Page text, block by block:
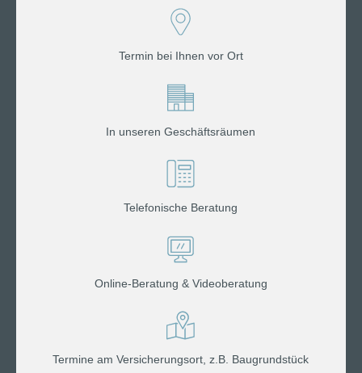
Termin bei Ihnen vor Ort
In unseren Geschäftsräumen
Telefonische Beratung
Online-Beratung & Videoberatung
Termine am Versicherungsort, z.B. Baugrundstück